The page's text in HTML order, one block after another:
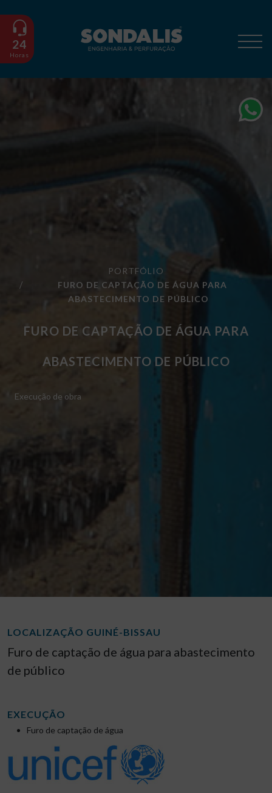
24
Horas
PORTFÓLIO
FURO DE CAPTAÇÃO DE ÁGUA PARA
ABASTECIMENTO DE PÚBLICO
FURO DE CAPTAÇÃO DE ÁGUA PARA
ABASTECIMENTO DE PÚBLICO
Execução de obra
LOCALIZAÇÃO GUINÉ-BISSAU
Furo de captação de água para abastecimento
de público
EXECUÇÃO
Furo de captação de água